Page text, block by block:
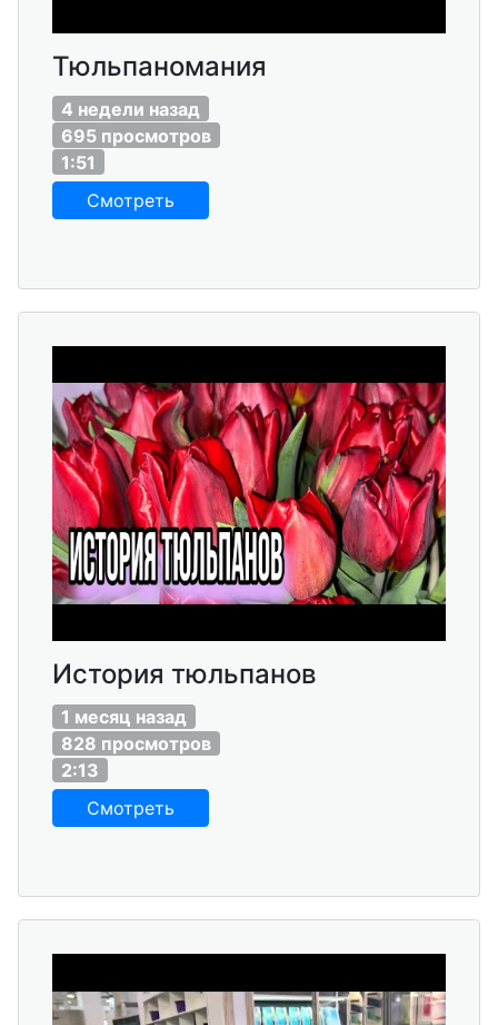
Тюльпаномания
4 недели назад
695 просмотров
1:51
Смотреть
История тюльпанов
1 месяц назад
828 просмотров
2:13
Смотреть